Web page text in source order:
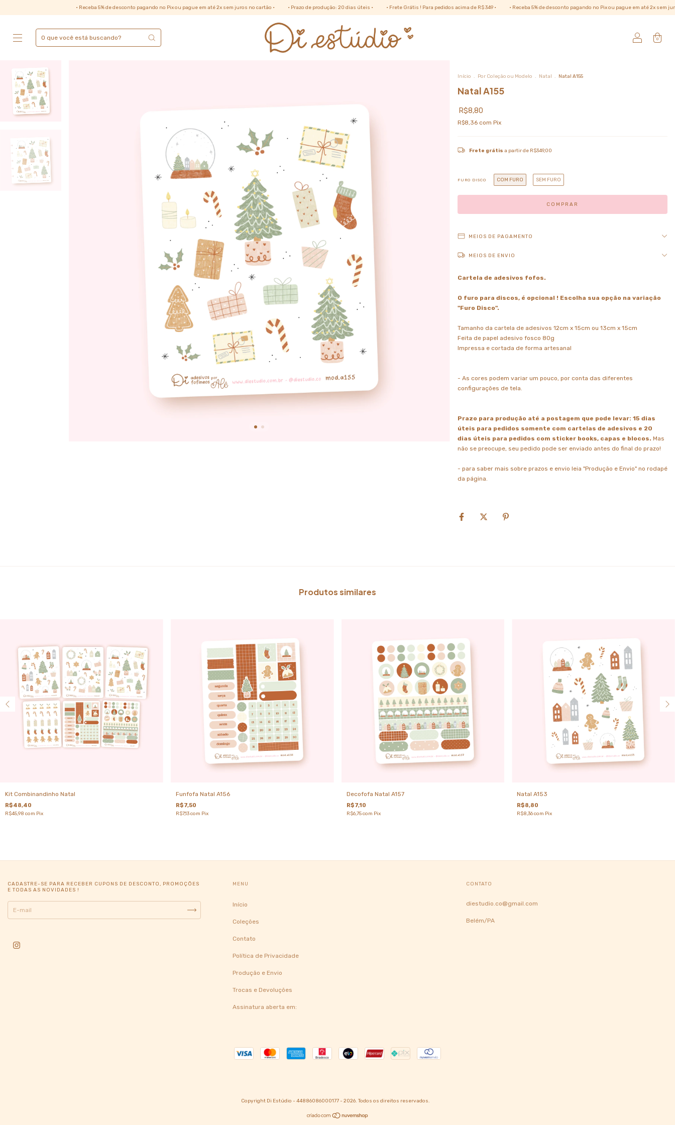
• Receba 5% de desconto pagando no Pix ou pague em até 2x sem juros no cartão • • Prazo de produção: 20 dias úteis • • Frete Grátis ! Para pedidos acima de R$ 349 • • Receba 5% de desconto pagando no Pix ou pague em até 2x sem juros no cartão •
0
Início . Por Coleção ou Modelo . Natal . Natal A155
Natal A155
R$8,80
R$8,36 com Pix
Frete grátis a partir de R$349,00
FURO DISCO COM FURO SEM FURO
MEIOS DE PAGAMENTO
MEIOS DE ENVIO
Cartela de adesivos fofos.
O furo para discos, é opcional ! Escolha sua opção na variação
"Furo Disco".
Tamanho da cartela de adesivos 12cm x 15cm ou 13cm x 15cm
Feita de papel adesivo fosco 80g
Impressa e cortada de forma artesanal
- As cores podem variar um pouco, por conta das diferentes
configurações de tela.
Prazo para produção até a postagem que pode levar: 15 dias
úteis para pedidos somente com cartelas de adesivos e 20
dias úteis para pedidos com sticker books, capas e blocos. Mas
não se preocupe, seu pedido pode ser enviado antes do final do prazo!
- para saber mais sobre prazos e envio leia "Produção e Envio" no rodapé
da página.
Produtos similares
Kit Combinandinho Natal
R$48,40
R$45,98 com Pix
Funfofa Natal A156
R$7,50
R$7,13com Pix
Decofofa Natal A157
R$7,10
R$6,75com Pix
Natal A153
R$8,80
R$8,36com Pix
CADASTRE-SE PARA RECEBER CUPONS DE DESCONTO, PROMOÇÕES
E TODAS AS NOVIDADES !
MENU
Início
Coleções
Contato
Política de Privacidade
Produção e Envio
Trocas e Devoluções
Assinatura aberta em:
CONTATO
diestudio.co@gmail.com
Belém/PA
Copyright Di Estúdio - 44886086000177 - 2026. Todos os direitos reservados.